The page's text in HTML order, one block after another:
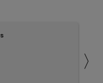
〉